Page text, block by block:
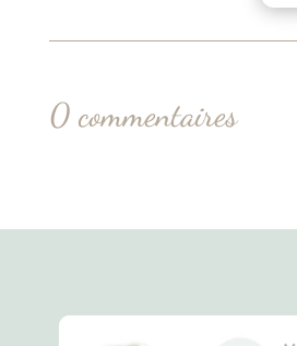
0 commentaires